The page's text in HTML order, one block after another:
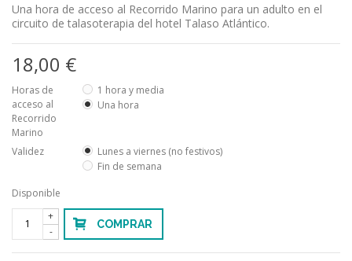
Una hora de acceso al Recorrido Marino para un adulto en el
circuito de talasoterapia del hotel Talaso Atlántico.
18,00 €
Horas de
acceso al
Recorrido
Marino
1 hora y media
Una hora
Validez
Lunes a viernes (no festivos)
Fin de semana
Disponible
-
+
COMPRAR